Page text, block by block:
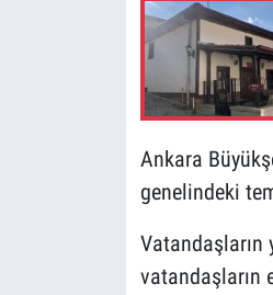
Ankara
genelindeki
Vatandaşların
vatandaşların